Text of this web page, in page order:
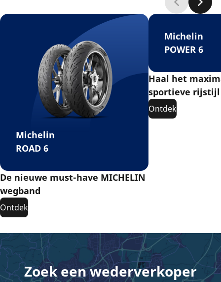
Michelin
ROAD 6
De nieuwe must-have MICHELIN
wegband
Ontdek
Michelin
POWER 6
Haal het
sportieve rijstijl
Ontdek
Zoek een wederverkoper